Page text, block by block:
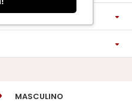
MASCULINO